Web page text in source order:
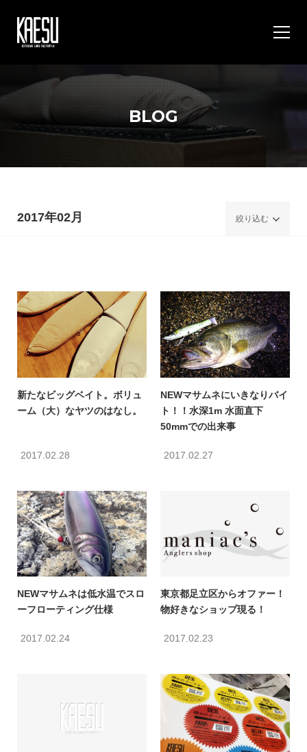
BLOG
2017年02月 絞り込む
新たなビッグベイト。ボリュ
ーム（大）なヤツのはなし。
2017.02.28
NEWマサムネにいきなりバイ
ト！！水深1m 水面直下
50mmでの出来事
2017.02.27
NEWマサムネは低水温でスロ
ーフローティング仕様
2017.02.24
東京都足立区からオファー！
物好きなショップ現る！
2017.02.23